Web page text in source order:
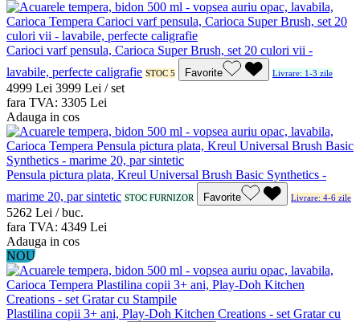
Carioci varf pensula, Carioca Super Brush, set 20 culori vii -
lavabile, perfecte caligrafie STOC 5 Favorite Livrare: 1-3 zile
4999 Lei 3999 Lei / set
fara TVA: 3305 Lei
Adauga in cos
Pensula pictura plata, Kreul Universal Brush Basic Synthetics -
marime 20, par sintetic STOC FURNIZOR Favorite Livrare: 4-6 zile
5262 Lei / buc.
fara TVA: 4349 Lei
Adauga in cos
NOU
Plastilina copii 3+ ani, Play-Doh Kitchen Creations - set Gratar cu